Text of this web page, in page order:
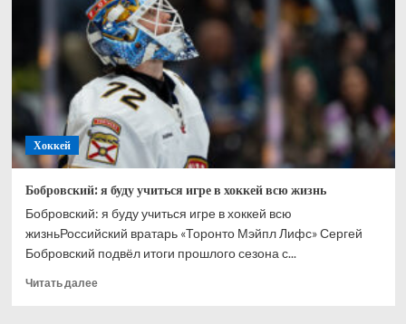
Ахтямове:
рад,
что
могу
способствовать
его
развитию
Хоккей
Бобровский: я буду учиться игре в хоккей всю жизнь
Бобровский: я буду учиться игре в хоккей всю
жизньРоссийский вратарь «Торонто Мэйпл Лифс» Сергей
Бобровский подвёл итоги прошлого сезона с...
Читать далееПрочитать